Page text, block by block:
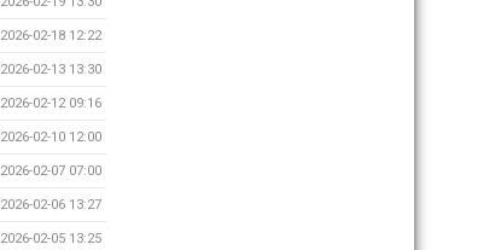
2026-02-18 12:22
2026-02-13 13:30
2026-02-12 09:16
2026-02-10 12:00
2026-02-07 07:00
2026-02-06 13:27
2026-02-05 13:25